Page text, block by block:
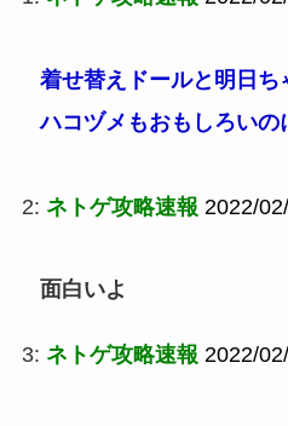
着せ替えドールと明日
ハコヅメもおもしろいの
2: ネトゲ攻略速報 2022/
面白いよ
3: ネトゲ攻略速報 2022/